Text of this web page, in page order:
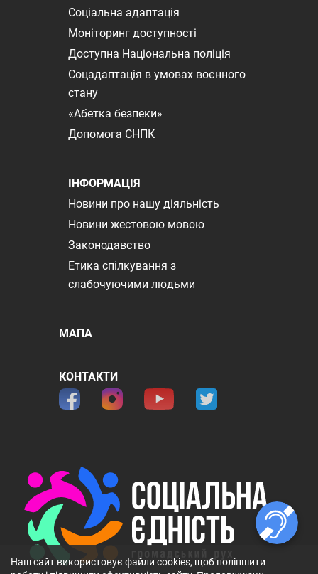
Соціальна адаптація
Моніторинг доступності
Доступна Національна поліція
Соцадаптація в умовах воєнного
стану
«Абетка безпеки»
Допомога СНПК
ІНФОРМАЦІЯ
Новини про нашу діяльність
Новини жестовою мовою
Законодавство
Етика спілкування з
слабочуючими людьми
МАПА
КОНТАКТИ
Наш сайт використовує файли cookies, щоб поліпшити